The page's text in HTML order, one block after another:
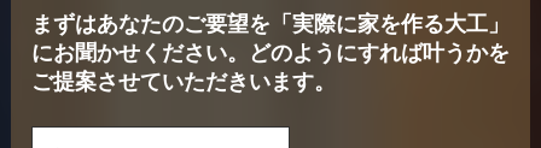
まずはあなたのご要望を「実際に家を作る大工」
にお聞かせください。
どのようにすれば叶うかを
ご提案させていただきいます。